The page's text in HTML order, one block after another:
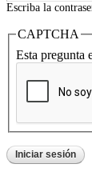
Escriba la
CAPTCHA
Esta pregunta